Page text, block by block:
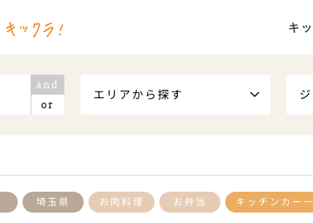
キ
and
or
エリアから探す
埼玉県 お肉料理 お弁当 キッチンカー